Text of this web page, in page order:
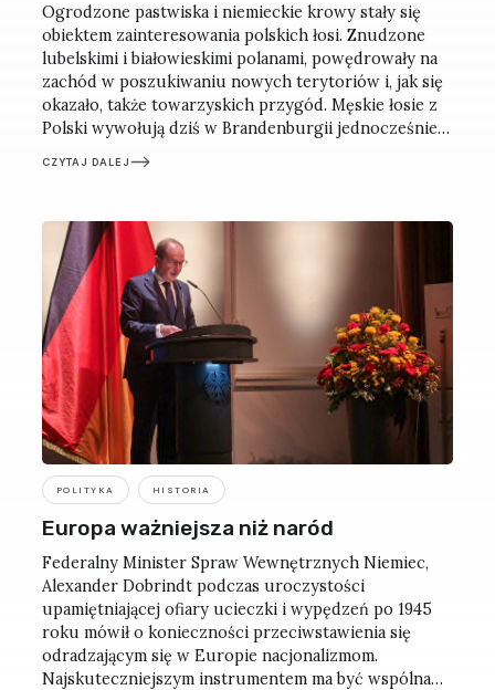
Ogrodzone pastwiska i niemieckie krowy stały się
obiektem zainteresowania polskich łosi. Znudzone
lubelskimi i białowieskimi polanami, powędrowały na
zachód w poszukiwaniu nowych terytoriów i, jak się
okazało, także towarzyskich przygód. Męskie łosie z
Polski wywołują dziś w Brandenburgii jednocześnie
rozbawienie, przerażenie i bezradność. Tym bardziej
że tych zwierząt nie widziano tu od niemal 200 lat.
CZYTAJ DALEJ
POLITYKA HISTORIA
Europa ważniejsza niż naród
Federalny Minister Spraw Wewnętrznych Niemiec,
Alexander Dobrindt podczas uroczystości
upamiętniającej ofiary ucieczki i wypędzeń po 1945
roku mówił o konieczności przeciwstawienia się
odradzającym się w Europie nacjonalizmom.
Najskuteczniejszym instrumentem ma być wspólna